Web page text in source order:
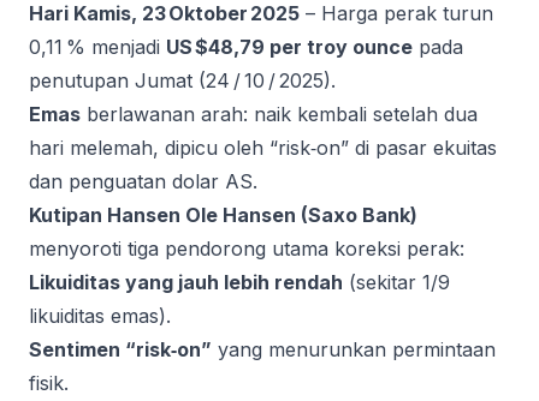
Hari Kamis, 23 Oktober 2025 – Harga perak turun
0,11 % menjadi US $48,79 per troy ounce pada
penutupan Jumat (24 / 10 / 2025).
Emas berlawanan arah: naik kembali setelah dua
hari melemah, dipicu oleh “risk‑on” di pasar ekuitas
dan penguatan dolar AS.
Kutipan Hansen Ole Hansen (Saxo Bank)
menyoroti tiga pendorong utama koreksi perak:
Likuiditas yang jauh lebih rendah (sekitar 1/9
likuiditas emas).
Sentimen “risk‑on” yang menurunkan permintaan
fisik.